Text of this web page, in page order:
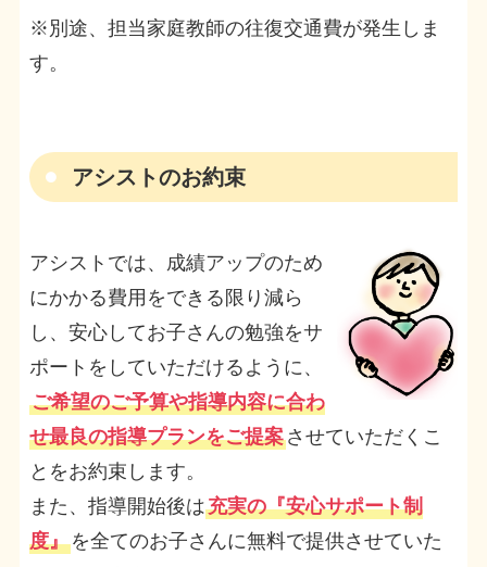
※別途、担当家庭教師の往復交通費が発生しま
す。
アシストのお約束
アシストでは、成績アップのため
にかかる費用をできる限り減ら
し、安心してお子さんの勉強をサ
ポートをしていただけるように、
ご希望のご予算や指導内容に合わ
せ最良の指導プランをご提案させていただくこ
とをお約束します。
また、指導開始後は充実の『安心サポート制
度』を全てのお子さんに無料で提供させていた